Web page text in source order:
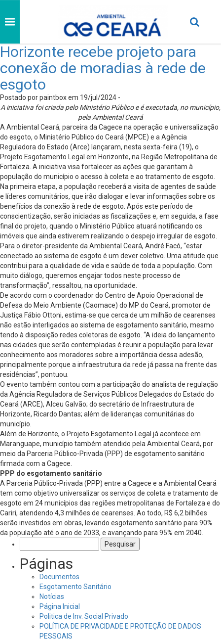
Horizonte recebe projeto para
conexão de moradias à rede de
esgoto
Postado por paintbox em 19/jul/2024 -
A iniciativa foi criada pelo Ministério Público e é executada, no município,
pela Ambiental Ceará
A Ambiental Ceará, parceira da Cagece na operação e universalização
do esgoto, o Ministério Público do Ceará (MPCE) e a Agência
Reguladora do Estado (Arce) lançaram, nesta sexta-feira (19), o
Projeto Esgotamento Legal em Horizonte, na Região Metropolitana de
Fortaleza. A iniciativa visa fortalecer as ações que garantam à
população do município o acesso à coleta e ao tratamento de esgoto.
Na primeira etapa, a população receberá a visita de agentes de saúde
e líderes comunitários, que irão dialogar e levar informações sobre os
benefícios da conexão à rede de esgoto. Após este período de
conscientização, serão iniciadas as fiscalizações e, em seguida, a fase
final do projeto, quando o Ministério Público atuará notificando os
imóveis que ainda estiverem realizando o despejo irregular de esgoto.
Para o diretor-presidente da Ambiental Ceará, André Facó, “estar
conectado ao sistema de esgoto é um dever coletivo. Uma atitude que
contribui para a qualidade de vida e saúde de toda a população. Com
muito diálogo, queremos engajar todos neste processo de
transformação”, ressaltou, na oportunidade.
De acordo com o coordenador do Centro de Apoio Operacional de
Defesa do Meio Ambiente (Caomace) do MP do Ceará, promotor de
Justiça Fábio Ottoni, estima-se que cerca de um milhão de cearenses
não estão interligados ao sistema de esgotamento sanitário, mesmo
tendo à disposição redes coletoras de esgoto. “A ideia do lançamento
nas cidades que serão contempladas é reunir a população para levar
conhecimento aos moradores sobre a importância dessa adesão,
principalmente porque a infraestrutura da rede já passa na frente das
residências”, pontuou.
O evento também contou com a participação do analista de regulação
da Agência Reguladora de Serviços Públicos Delegados do Estado do
Ceará (ARCE), Alceu Galvão; do secretário de Infraestrutura de
Horizonte, Ricardo Dantas; além de lideranças comunitárias do
município.
Além de Horizonte, o Projeto Esgotamento Legal já acontece em
Maranguape, município também atendido pela Ambiental Ceará, por
meio da Parceria Público-Privada (PPP) de esgotamento sanitário
firmada com a Cagece.
PPP do esgotamento sanitário
A Parceria Público-Privada (PPP) entre a Cagece e a Ambiental Ceará
tem como objetivo universalizar os serviços de coleta e tratamento de
esgoto em 24 municípios das regiões metropolitanas de Fortaleza e do
Cariri, atendendo 4,3 milhões de cearenses. Ao todo, R$ 6,2 bilhões
serão investidos em obras, levando esgotamento sanitário para 90%
da população até o ano de 2033, e avançando para 95% em 2040.
por:
Páginas
Documentos
Esgotamento Sanitário
Notícias
Página Inicial
Politica de Inv. Social Privado
POLÍTICA DE PRIVACIDADE E PROTEÇÃO DE DADOS
PESSOAIS